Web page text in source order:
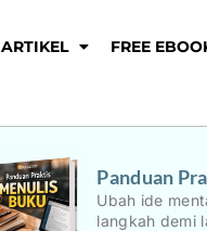
ARTIKEL FREE
Panduan
Ubah ide
langkah demi